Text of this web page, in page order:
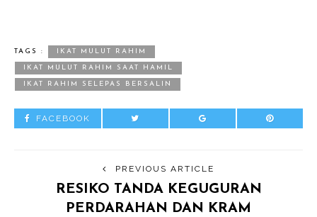
TAGS : IKAT MULUT RAHIM
IKAT MULUT RAHIM SAAT HAMIL
IKAT RAHIM SELEPAS BERSALIN
FACEBOOK
PREVIOUS ARTICLE
RESIKO TANDA KEGUGURAN
PERDARAHAN DAN KRAM